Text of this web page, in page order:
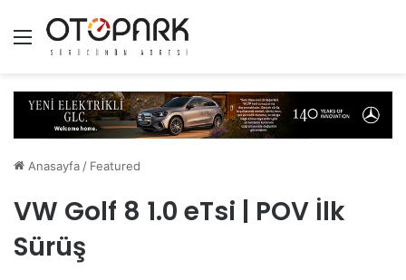
Menü
Anasayfa / Featured
VW Golf 8 1.0 eTsi | POV İlk
Sürüş